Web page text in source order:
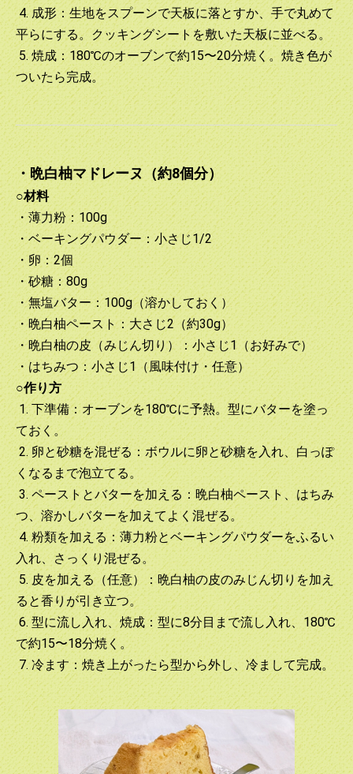
4. 成形：生地をスプーンで天板に落とすか、手で丸めて
平らにする。クッキングシートを敷いた天板に並べる。
5. 焼成：180℃のオーブンで約15〜20分焼く。焼き色が
ついたら完成。
・晩白柚マドレーヌ（約8個分）
○材料
・薄力粉：100g
・ベーキングパウダー：小さじ1/2
・卵：2個
・砂糖：80g
・無塩バター：100g（溶かしておく）
・晩白柚ペースト：大さじ2（約30g）
・晩白柚の皮（みじん切り）：小さじ1（お好みで）
・はちみつ：小さじ1（風味付け・任意）
○作り方
1. 下準備：オーブンを180℃に予熱。型にバターを塗っ
ておく。
2. 卵と砂糖を混ぜる：ボウルに卵と砂糖を入れ、白っぽ
くなるまで泡立てる。
3. ペーストとバターを加える：晩白柚ペースト、はちみ
つ、溶かしバターを加えてよく混ぜる。
4. 粉類を加える：薄力粉とベーキングパウダーをふるい
入れ、さっくり混ぜる。
5. 皮を加える（任意）：晩白柚の皮のみじん切りを加え
ると香りが引き立つ。
6. 型に流し入れ、焼成：型に8分目まで流し入れ、180℃
で約15〜18分焼く。
7. 冷ます：焼き上がったら型から外し、冷まして完成。